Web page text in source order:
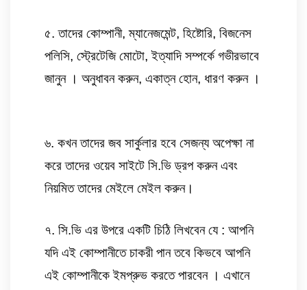
৫. তাদের কোম্পানী, ম্যানেজমেন্ট, হিষ্টোরি, বিজনেস
পলিসি, স্ট্রেটেজি মোটো, ইত্যাদি সম্পর্কে গভীরভাবে
জানুন । অনুধাবন করুন, একাত্ন হোন, ধারণ করুন ।
৬. কখন তাদের জব সার্কুলার হবে সেজন্য অপেক্ষা না
করে তাদের ওয়েব সাইটে সি.ভি ড্রপ করুন এবং
নিয়মিত তাদের মেইলে মেইল করুন।
৭. সি.ভি এর উপরে একটি চিঠি লিখবেন যে : আপনি
যদি এই কোম্পানীতে চাকরী পান তবে কিভবে আপনি
এই কোম্পানীকে ইমপ্রুভ করতে পারবেন । এখানে